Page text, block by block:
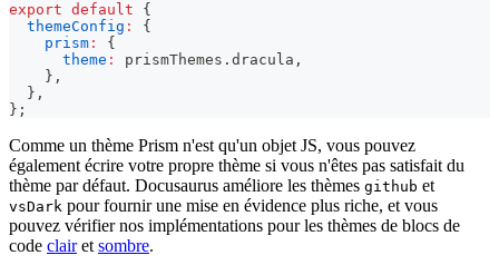
export default
{
themeConfig :
{
prism :
{
theme : prismThemes . dracula ,
} ,
} ,
} ;
Comme un thème Prism n'est qu'un objet JS, vous pouvez
également écrire votre propre thème si vous n'êtes pas satisfait du
thème par défaut. Docusaurus améliore les thèmes github et
vsDark pour fournir une mise en évidence plus riche, et vous
pouvez vérifier nos implémentations pour les thèmes de blocs de
code clairet sombre.